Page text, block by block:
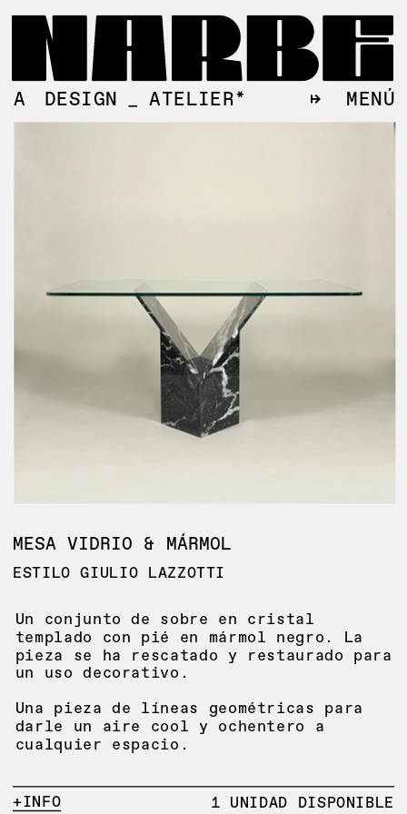
MESA VIDRIO & MÁRMOL
ESTILO GIULIO LAZZOTTI
Un conjunto de sobre en cristal
templado con pié en mármol negro. La
pieza se ha rescatado y restaurado para
un uso decorativo.
Una pieza de líneas geométricas para
darle un aire cool y ochentero a
cualquier espacio.
+INFO 1 UNIDAD DISPONIBLE
↦
A DESIGN ATELIER* MENÚ